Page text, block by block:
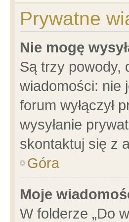
Prywatne
Nie mogę
Są trzy powody,
wiadomości: nie
forum wyłączył
wysyłanie
skontaktuj się z
Góra
Moje
W folderze „Do